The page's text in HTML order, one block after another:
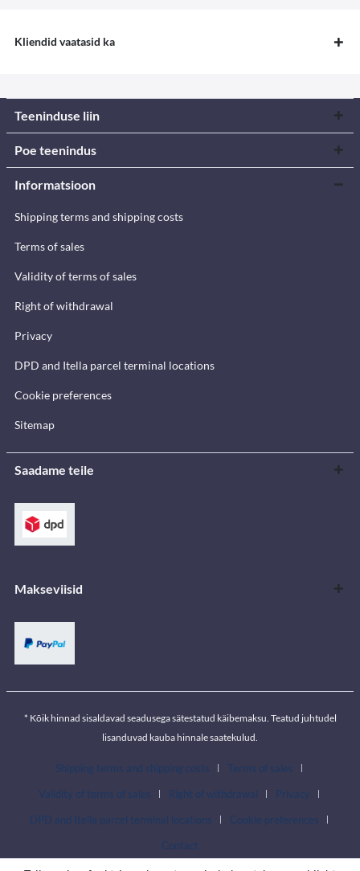
Kliendid vaatasid ka
Teeninduse liin
Poe teenindus
Informatsioon
Shipping terms and shipping costs
Terms of sales
Validity of terms of sales
Right of withdrawal
Privacy
DPD and Itella parcel terminal locations
Cookie preferences
Sitemap
Saadame teile
Makseviisid
* Kõik hinnad sisaldavad seadusega sätestatud käibemaksu. Teatud juhtudel
lisanduvad kauba hinnale saatekulud.
Shipping terms and shipping costs
Terms of sales
Validity of terms of sales
Right of withdrawal
Privacy
DPD and Itella parcel terminal locations
Cookie preferences
Contact